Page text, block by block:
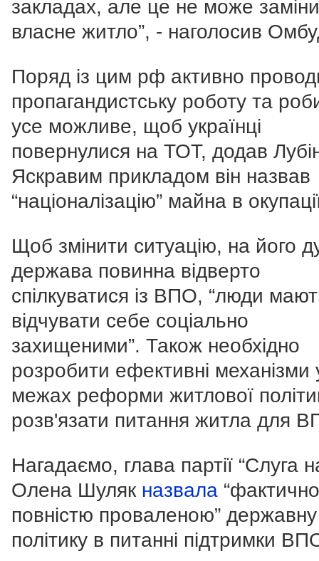
закладах, але це не може
власне житло”, - наголосив
Поряд із цим рф активно
пропагандистську роботу та
усе можливе, щоб українці
повернулися на ТОТ, додав
Яскравим прикладом він назвав
“націоналізацію” майна в
Щоб змінити ситуацію, на його
держава повинна відверто
спілкуватися із ВПО, “люди
відчувати себе соціально
захищеними”. Також необхідно
розробити ефективні механізми
межах реформи житлової
розв'язати питання житла для
Нагадаємо, глава партії “Слуга
Олена Шуляк назвала “фактично
повністю проваленою” державну
політику в питанні підтримки